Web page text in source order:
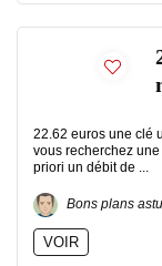
22.62 euros une clé
vous recherchez
priori un débit de ...
Bons plans
VOIR